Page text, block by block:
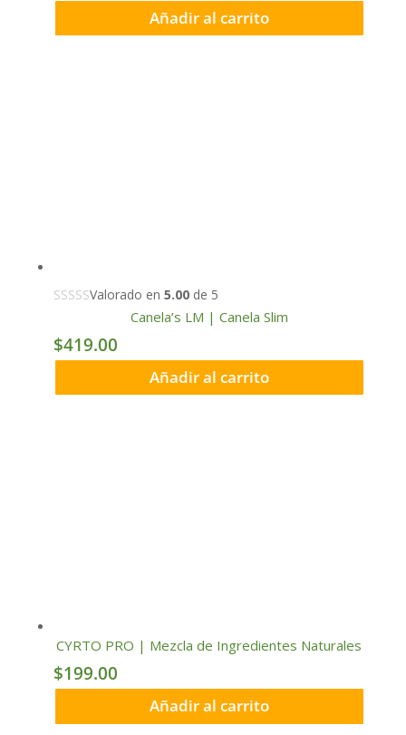
Añadir al carrito
Valorado en 5.00de 5
Canela’s LM | Canela Slim
$419.00
Añadir al carrito
CYRTO PRO | Mezcla de Ingredientes Naturales
$199.00
Añadir al carrito